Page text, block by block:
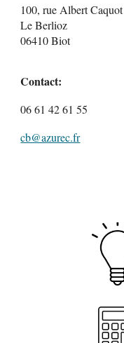
100, rue Albert Caquot
Le Berlioz
06410 Biot
Contact:
06 61 42 61 55
cb@azurec.fr